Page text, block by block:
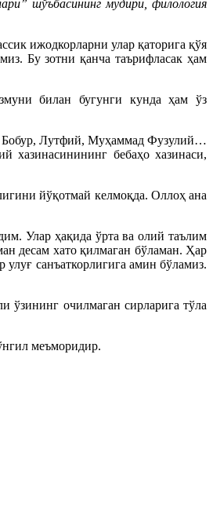
шўъбасининг мудири, филология
ижодкорларни улар қаторига қўя
Бу зотни қанча таърифласак ҳам
билан бугунги кунда ҳам ўз
Лутфий, Муҳаммад Фузулий…
бебаҳо хазинаси,
йўқотмай келмоқда. Оллоҳ ана
Улар ҳақида ўрта ва олий таълим
десам хато қилмаган бўламан. Ҳар
санъаткорлигига амин бўламиз.
очилмаган сирларига тўла
меъморидир.